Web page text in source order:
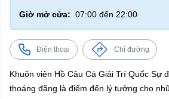
Giờ mở cửa: 07:00 đến 22:00
Điện thoại Chỉ đường
Khuôn viên Hồ Câu Cá Giải Trí Quốc Sự
thoáng đãng là điểm đến lý tưởng cho